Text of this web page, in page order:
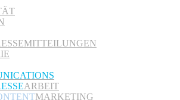
ARBEIT
MARKETING